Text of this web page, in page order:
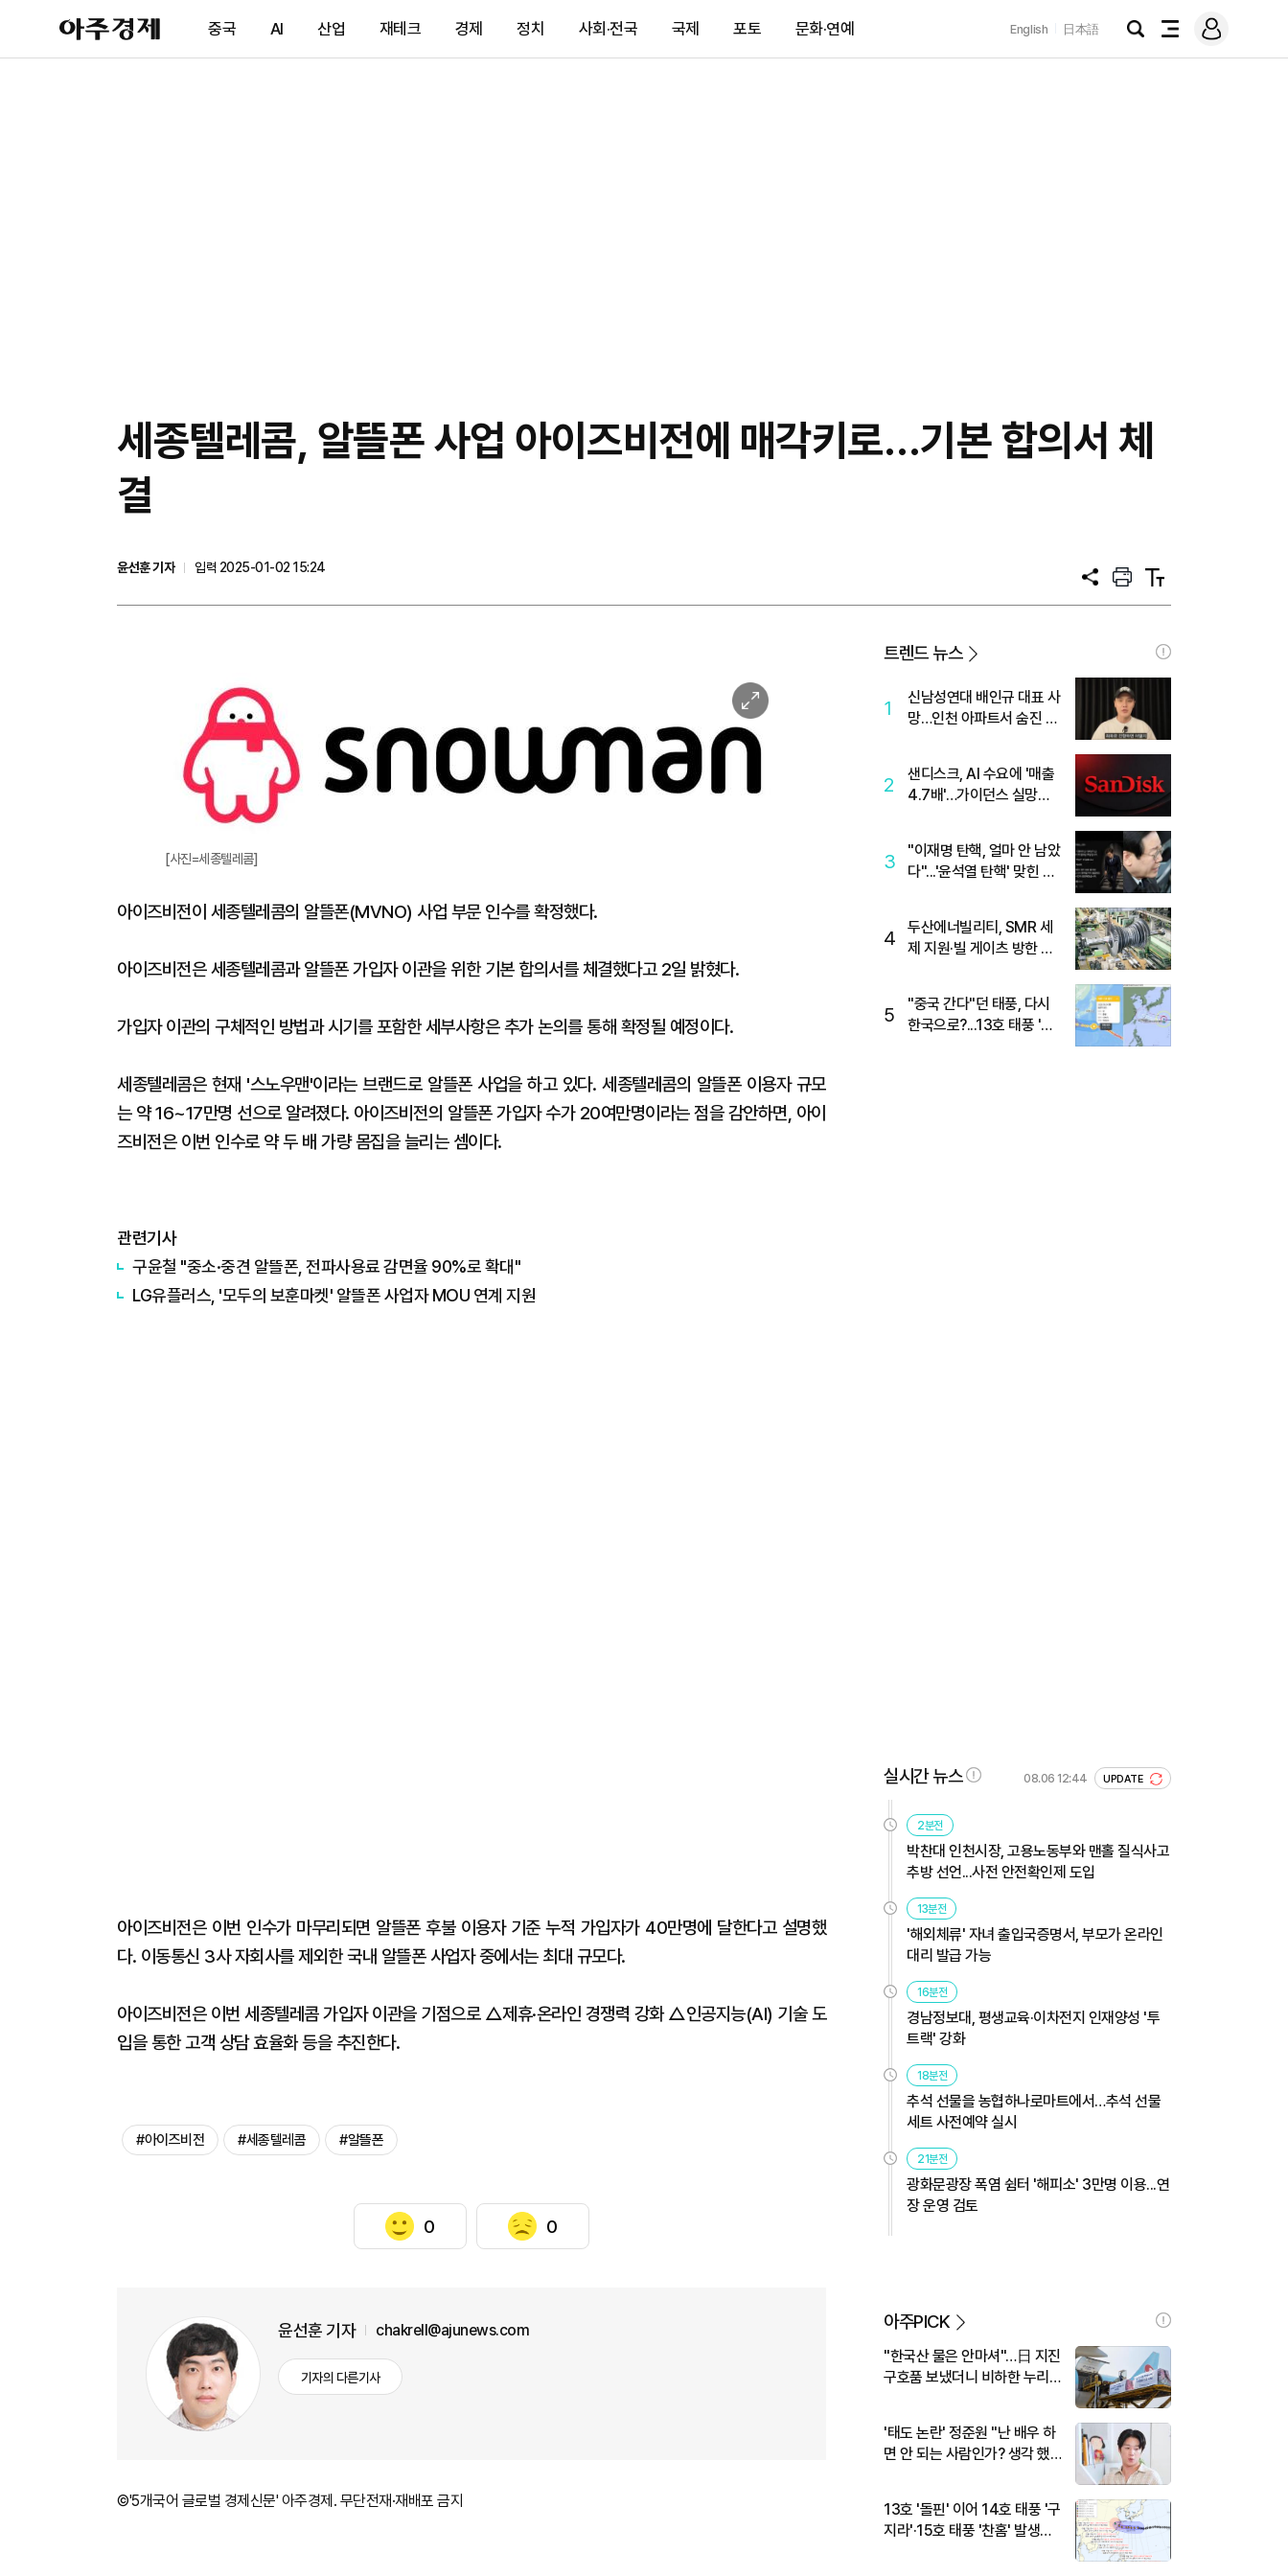
아
주
제
중국 AI 산업 재테크 경제 정치 사회·전국 국제 포토 문화·연예 English 日本語
검
전
메
그
세종텔레콤, 알뜰폰 사업 아이즈비전에 매각키로…기본 합의서 체
결
윤선훈 기자
입력 2025-01-02 15:24
공
프
트
텍
트
이
미
지
[사진=세종텔레콤]
아이즈비전이 세종텔레콤의 알뜰폰(MVNO) 사업 부문 인수를 확정했다.
아이즈비전은 세종텔레콤과 알뜰폰 가입자 이관을 위한 기본 합의서를 체결했다고 2일 밝혔다.
가입자 이관의 구체적인 방법과 시기를 포함한 세부사항은 추가 논의를 통해 확정될 예정이다.
세종텔레콤은 현재 '스노우맨'이라는 브랜드로 알뜰폰 사업을 하고 있다. 세종텔레콤의 알뜰폰 이용자 규모
는 약 16~17만명 선으로 알려졌다. 아이즈비전의 알뜰폰 가입자 수가 20여만명이라는 점을 감안하면, 아이
즈비전은 이번 인수로 약 두 배 가량 몸집을 늘리는 셈이다.
관련기사
구윤철 "중소·중견 알뜰폰, 전파사용료 감면율 90%로 확대"
LG유플러스, '모두의 보훈마켓' 알뜰폰 사업자 MOU 연계 지원
아이즈비전은 이번 인수가 마무리되면 알뜰폰 후불 이용자 기준 누적 가입자가 40만명에 달한다고 설명했
다. 이동통신 3사 자회사를 제외한 국내 알뜰폰 사업자 중에서는 최대 규모다.
아이즈비전은 이번 세종텔레콤 가입자 이관을 기점으로 △제휴·온라인 경쟁력 강화 △인공지능(AI) 기술 도
입을 통한 고객 상담 효율화 등을 추진한다.
#아이즈비전 #세종텔레콤 #알뜰폰
0 0
윤선훈 기자 chakrell@ajunews.com
기자의 다른기사
©'5개국어 글로벌 경제신문' 아주경제. 무단전재·재배포 금지
트렌드 뉴스
1
신남성연대 배인규 대표 사
망…인천 아파트서 숨진 채
2
샌디스크, AI 수요에 '매출
4.7배'…가이던스 실망에
3
"이재명 탄핵, 얼마 안 남았
다"...'윤석열 탄핵' 맞힌 무
4
두산에너빌리티, SMR 세
제 지원·빌 게이츠 방한 기
5
"중국 간다"던 태풍, 다시
한국으로?...13호 태풍 '돌
실시간 뉴스 08.06 12:44 UPDATE
2분전
박찬대 인천시장, 고용노동부와 맨홀 질식사고
추방 선언...사전 안전확인제 도입
13분전
'해외체류' 자녀 출입국증명서, 부모가 온라인
대리 발급 가능
16분전
경남정보대, 평생교육·이차전지 인재양성 '투
트랙' 강화
18분전
추석 선물을 농협하나로마트에서…추석 선물
세트 사전예약 실시
21분전
광화문광장 폭염 쉼터 '해피소' 3만명 이용...연
장 운영 검토
아주PICK
"한국산 물은 안마셔"…日 지진
구호품 보냈더니 비하한 누리
'태도 논란' 정준원 "난 배우 하
면 안 되는 사람인가? 생각 했
13호 '돌핀' 이어 14호 태풍 '구
지라'·15호 태풍 '찬홈' 발생…